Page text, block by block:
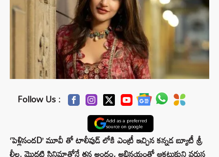
Follow Us :
Add as a preferred
source on google
‘పెళ్లిసందD’ మూవీ తో టాలీవుడ్ లోకి ఎంట్రీ ఇచ్చిన కన్నడ బ్యూటీ శ్రీ